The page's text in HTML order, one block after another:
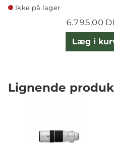
Ikke på lager
6.795,00
Læg i
Lignende